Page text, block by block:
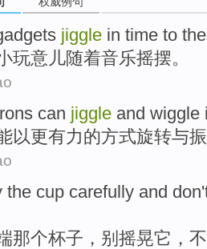
jiggle in time to
玩意儿随着音乐摇摆。
can jiggle and wiggle
以更有力的方式旋转与
the cup carefully and
那个杯子 ， 别 摇晃它 ，